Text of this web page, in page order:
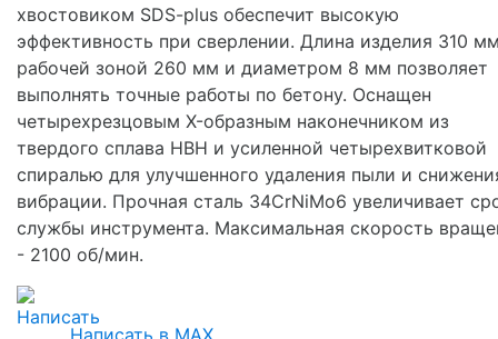
хвостовиком SDS-plus обеспечит высокую
эффективность при сверлении. Длина изделия 310
рабочей зоной 260 мм и диаметром 8 мм позволяет
выполнять точные работы по бетону. Оснащен
четырехрезцовым X-образным наконечником из
твердого сплава HBH и усиленной четырехвитковой
спиралью для улучшенного удаления пыли и
вибрации. Прочная сталь 34CrNiMo6 увеличивает
службы инструмента. Максимальная скорость
- 2100 об/мин.
Написать в MAX